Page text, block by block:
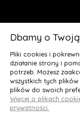
Deluxury.pl
Dbamy o
Pliki cookies i
działanie strony i
potrzeb. Możesz
wszystkich tych
plików do swoich
Więcej o plikach
prywatności.